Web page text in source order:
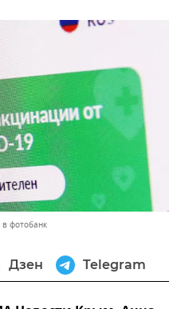
в фотобанк
Дзен Telegram